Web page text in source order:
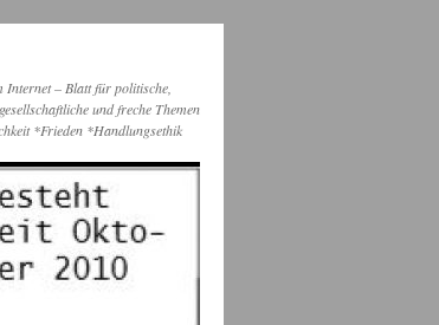
Internet – Blatt für politische,
und freche Themen
*Frieden *Handlungsethik